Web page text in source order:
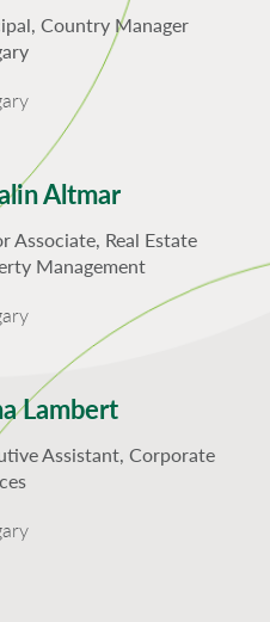
Country Manager
Altmar
Associate, Real Estate
Management
Lambert
Assistant, Corporate